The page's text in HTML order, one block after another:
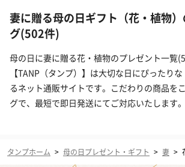
妻に贈る母の日ギフト（花・植物
グ(502件)
母の日に妻に贈る花・植物のプレゼント一覧
【TANP（タンプ）】は大切な日にぴったり
るネット通販サイトです。こだわりの商品を
グで、最短で即日発送にてご対応いたします。
タンプホーム > 母の日プレゼント・ギフト > 妻 >